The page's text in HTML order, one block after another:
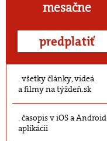
mesačne
predplatiť
všetky články, videá
a filmy na týždeň.sk
časopis v iOS a Android
aplikácii